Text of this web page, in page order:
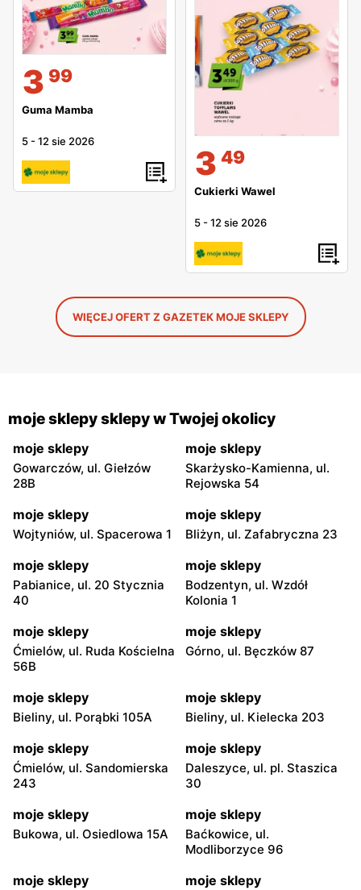
3 99
Guma Mamba
5 -12 sie 2026
3 49
Cukierki Wawel
5 -12 sie 2026
WIĘCEJ OFERT Z GAZETEK MOJE SKLEPY
moje sklepy sklepy w Twojej okolicy
moje sklepy
Gowarczów, ul. Giełzów
28B
moje sklepy
Skarżysko-Kamienna, ul.
Rejowska 54
moje sklepy
Wojtyniów, ul. Spacerowa 1
moje sklepy
Bliżyn, ul. Zafabryczna 23
moje sklepy
Pabianice, ul. 20 Stycznia
40
moje sklepy
Bodzentyn, ul. Wzdół
Kolonia 1
moje sklepy
Ćmielów, ul. Ruda Kościelna
56B
moje sklepy
Górno, ul. Bęczków 87
moje sklepy
Bieliny, ul. Porąbki 105A
moje sklepy
Bieliny, ul. Kielecka 203
moje sklepy
Ćmielów, ul. Sandomierska
243
moje sklepy
Daleszyce, ul. pl. Staszica
30
moje sklepy
Bukowa, ul. Osiedlowa 15A
moje sklepy
Baćkowice, ul.
Modliborzyce 96
moje sklepy moje sklepy